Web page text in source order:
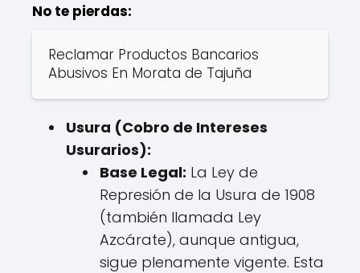
No te pierdas:
Reclamar Productos Bancarios
Abusivos En Morata de Tajuña
Usura (Cobro de Intereses
Usurarios):
Base Legal: La Ley de
Represión de la Usura de 1908
(también llamada Ley
Azcárate), aunque antigua,
sigue plenamente vigente. Esta